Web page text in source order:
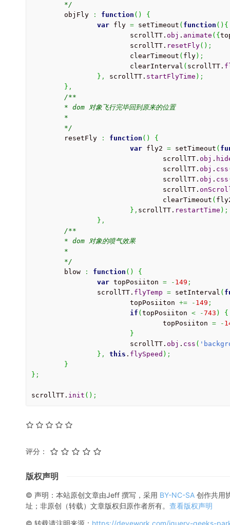
	*/
	objFly
: function ( )
{
var fly = setTimeout ( function ( ) {
			scrollTT.
obj . animate ( {
			scrollTT.
resetFly( ) ;
			clearTimeout
( fly) ;
			clearInterval
( scrollTT.
} , scrollTT. startFlyTime ) ;
} ,
/**
	*/
	resetFly
: function ( )
{
var fly2 = setTimeout (
				scrollTT.
obj .
				scrollTT.
obj . css
				scrollTT.
obj . css
				scrollTT.
				clearTimeout
(
} , scrollTT. restartTime ) ;
} ,
/**
	*/
	blow
: function ( )
{
var topPosiiton = - 149 ;
		scrollTT.
flyTemp = setInterval (
			topPosiiton
+= - 149 ;
if ( topPosiiton < -743 )
{
				topPosiiton
= -
}
			scrollTT.
obj . css (
} , this . flySpeed ) ;
}
} ;
scrollTT. init ( ) ;
评分：
版权声明
© 声明：本站原创文章由Jeff 撰写，采用 BY-NC-SA 创作共用
址；非原创（转载）文章版权归原作者所有。 查看版权声明
© 转载请注明来源： https://devework.com/jquery-geeks-